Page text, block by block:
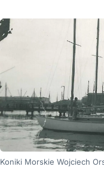
Koniki Morskie Wojciech